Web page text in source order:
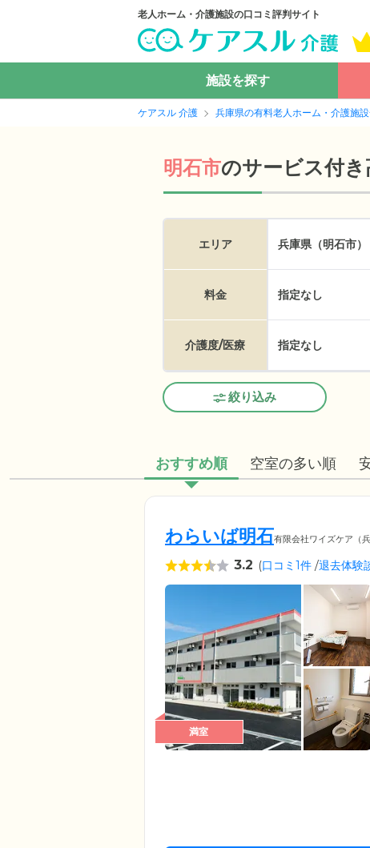
老人ホーム・介護施設の口コミ評判サイト
施設を探す
ケアスル 介護 兵庫県の有料老人ホーム・介護施
明石市のサービス付
エリア 兵庫県（明石市）
料金 指定なし
介護度/医療 指定なし
絞り込み
おすすめ順 空室の多い順
わらいば明石有限会社ワイズケア（兵
3.2 (口コミ1件 /退去体験
満室